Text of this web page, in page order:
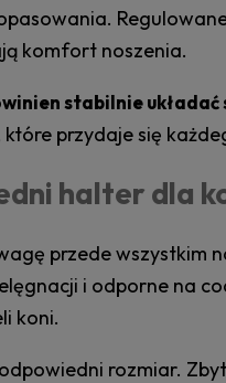
komfort noszenia.
stabilnie
które przydaje się
halter dla
przede wszystkim
i odporne na
koni.
rozmiar.